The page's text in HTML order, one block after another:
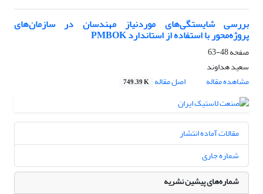
بررسی شایستگی‌های موردنیاز مهندسان در سازمان‌های
پروژه‌محور با استفاده از استاندارد PMBOK
صفحه48-63
سعید هداوند
مشاهده مقاله
اصل مقاله 749.39 K
مقالات آماده انتشار
شماره جاری
شماره‌های پیشین نشریه